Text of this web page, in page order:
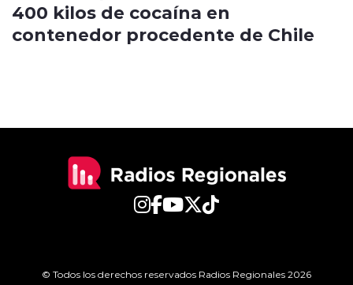
400 kilos de cocaína en
contenedor procedente de Chile
© Todos los derechos reservados Radios Regionales 2026